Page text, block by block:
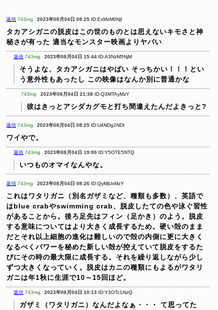
返信 743mg 2023年08月04日 08:25 ID:ExMzM0NjI
タカアシガニの脱皮はこの世のものとは思えないキモさと神
秘さが有った 適当なモンスター映画よりヤバい
返信 743mg 2023年08月04日 15:44 ID:A3NzM5NjM
そうよな、タカアシガニはやばい そっちかい！！！とい
う意外性もあったし この映像はなんか別に普通かな
743mg 2023年08月04日 21:38 ID:Q3MTAyMzY
彼はきっとアシダカグモと打ち間違えたんだよきっと?
返信 743mg 2023年08月04日 08:25 ID:U4NDg2NDI
ワイやで。
返信 743mg 2023年08月04日 19:00 ID:Y5OTE5NTQ
いつものオマイなんやな。
返信 743mg 2023年08月04日 08:26 ID:QyMjUxMzY
これはワタリガニ（別名ガザミなど、種類も多数）、英語で
はblue crabやswimming crab、脱皮したての色や泳ぐ習性
があることから。後ろ足先はフィン（足かき）のよう。脱皮
する意味についてはより大きく成長するため。硬い殻のまま
だとそれ以上細胞の進化は難しいので殻の内側に更に大きく
なるべくパワーを秘めた新しい殻が控えていて脱皮をするた
びにその時の最大限に成長する。それを繰り返しながら少し
ずつ大きくなっていく。脱皮はカニの種類にもよるがワタリ
ガニは年1秋に生涯で10～15回ほど。
返信 743mg 2023年08月04日 10:13 ID:Y3OTc1NzQ
ガザミ（ワタリガニ）なんだよなぁ・・・
て思ってた